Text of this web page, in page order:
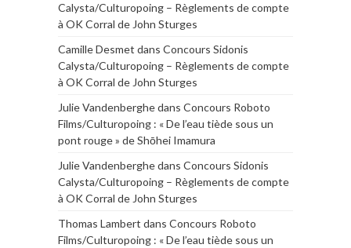
Calysta/Culturopoing – Règlements de compte
à OK Corral de John Sturges
Camille Desmet dans Concours Sidonis
Calysta/Culturopoing – Règlements de compte
à OK Corral de John Sturges
Julie Vandenberghedans Concours Roboto
Films/Culturopoing : « De l’eau tiède sous un
pont rouge » de Shōhei Imamura
Julie Vandenberghedans Concours Sidonis
Calysta/Culturopoing – Règlements de compte
à OK Corral de John Sturges
Thomas Lambert dans Concours Roboto
Films/Culturopoing : « De l’eau tiède sous un